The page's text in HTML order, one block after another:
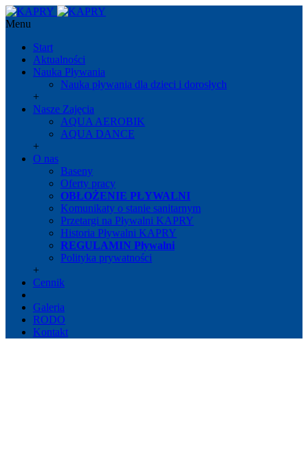
Menu
Start
Aktualności
Nauka Pływania
Nauka pływania dla dzieci i dorosłych
+
Nasze Zajęcia
AQUA AEROBIK
AQUA DANCE
+
O nas
Baseny
Oferty pracy
OBŁOŻENIE PŁYWALNI
Komunikaty o stanie sanitarnym
Przetargi na Pływalni KAPRY
Historia Pływalni KAPRY
REGULAMIN Pływalni
Polityka prywatności
+
Cennik
Galeria
RODO
Kontakt